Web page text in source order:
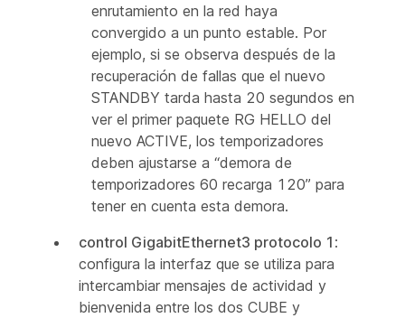
enrutamiento en la red haya
convergido a un punto estable. Por
ejemplo, si se observa después de la
recuperación de fallas que el nuevo
STANDBY tarda hasta 20 segundos en
ver el primer paquete RG HELLO del
nuevo ACTIVE, los temporizadores
deben ajustarse a “demora de
temporizadores 60 recarga 120” para
tener en cuenta esta demora.
control GigabitEthernet3 protocolo 1 :
configura la interfaz que se utiliza para
intercambiar mensajes de actividad y
bienvenida entre los dos CUBE y